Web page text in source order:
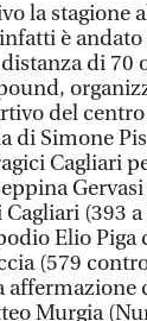
la stagione
è
di 70
del
di Simone
Cagliari
(393
Elio Piga
(579
Murgia